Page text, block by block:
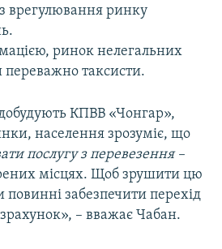
врегулювання ринку
ринок нелегальних
переважно таксисти.
КПВВ «Чонгар»,
населення зрозуміє, що
послугу з перевезення –
місцях. Щоб зрушити цю
повинні забезпечити перехід
– вважає Чабан.